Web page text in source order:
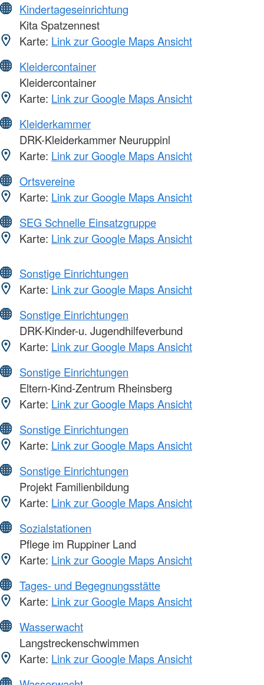
Kindertageseinrichtung
Kita Spatzennest
Karte: Link zur Google Maps Ansicht
Kleidercontainer
Kleidercontainer
Karte: Link zur Google Maps Ansicht
Kleiderkammer
DRK-Kleiderkammer Neuruppinl
Karte: Link zur Google Maps Ansicht
Ortsvereine
Karte: Link zur Google Maps Ansicht
SEG Schnelle Einsatzgruppe
Karte: Link zur Google Maps Ansicht
Sonstige Einrichtungen
Karte: Link zur Google Maps Ansicht
Sonstige Einrichtungen
DRK-Kinder-u. Jugendhilfeverbund
Karte: Link zur Google Maps Ansicht
Sonstige Einrichtungen
Eltern-Kind-Zentrum Rheinsberg
Karte: Link zur Google Maps Ansicht
Sonstige Einrichtungen
Karte: Link zur Google Maps Ansicht
Sonstige Einrichtungen
Projekt Familienbildung
Karte: Link zur Google Maps Ansicht
Sozialstationen
Pflege im Ruppiner Land
Karte: Link zur Google Maps Ansicht
Tages- und Begegnungsstätte
Karte: Link zur Google Maps Ansicht
Wasserwacht
Langstreckenschwimmen
Karte: Link zur Google Maps Ansicht